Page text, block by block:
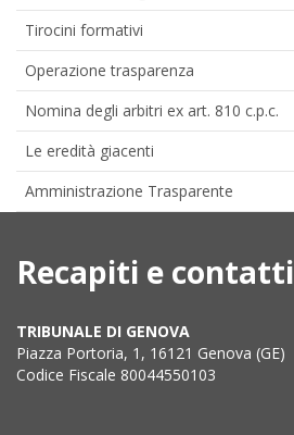
Tirocini formativi
Operazione trasparenza
Nomina degli arbitri ex art. 810 c.p.c.
Le eredità giacenti
Amministrazione Trasparente
Recapiti e contatti
TRIBUNALE DI GENOVA
Piazza Portoria, 1, 16121 Genova (GE)
Codice Fiscale 80044550103